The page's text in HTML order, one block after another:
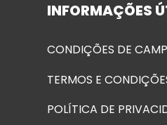
INFORMAÇÕES
CONDIÇÕES DE
TERMOS E
POLÍTICA DE